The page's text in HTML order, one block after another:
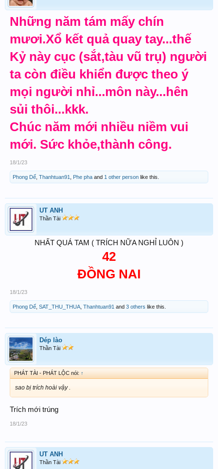
chờ.
Mái đầu tóc đã bạc phơ
Tuổi già sức yếu biết nhờ ai
chăm
Mẹ mong ngày tết mỗi năm
Để con nghỉ phép về thăm một
Con đi đã mấy mùa xuân
Chưa về thăm Mẹ.. sống gần
Bao năm Mẹ chịu tủi hờn
Cứ mong cứ ngóng con tôi
/////////////////////////////////////////////
CẦU CHÚC TẤT CẢ ACE
DDXSTT CHIỀU 27 TẾT ĐỀU
Những năm tám mấy chín
mươi.Xổ kết quả quay tay...thế
Kỷ này cục (sắt,tàu vũ trụ) người
ta còn điều khiển được theo ý
mọi người nhỉ...môn này...hên
sủi thôi...kkk.
Chúc năm mới nhiều niềm vui
mới. Sức khỏe,thành công.
18/1/23
Phong Dế Thanhtuan91 Phe pha and 1 other person like this.
UT ANH
Thần Tài
NHẤT QUÁ TAM ( TRÍCH NỮA NGHỈ LUÔN )
42
ĐỒNG NAI
18/1/23
Phong Dế SAT_THU_THUA Thanhtuan91 and 3 others like this.
Dép lào
Thần Tài
PHÁT TÀI - PHÁT LỘC nói: ↑
sao bị trích hoài vậy .
Trích mới trúng
18/1/23
UT ANH
Thần Tài